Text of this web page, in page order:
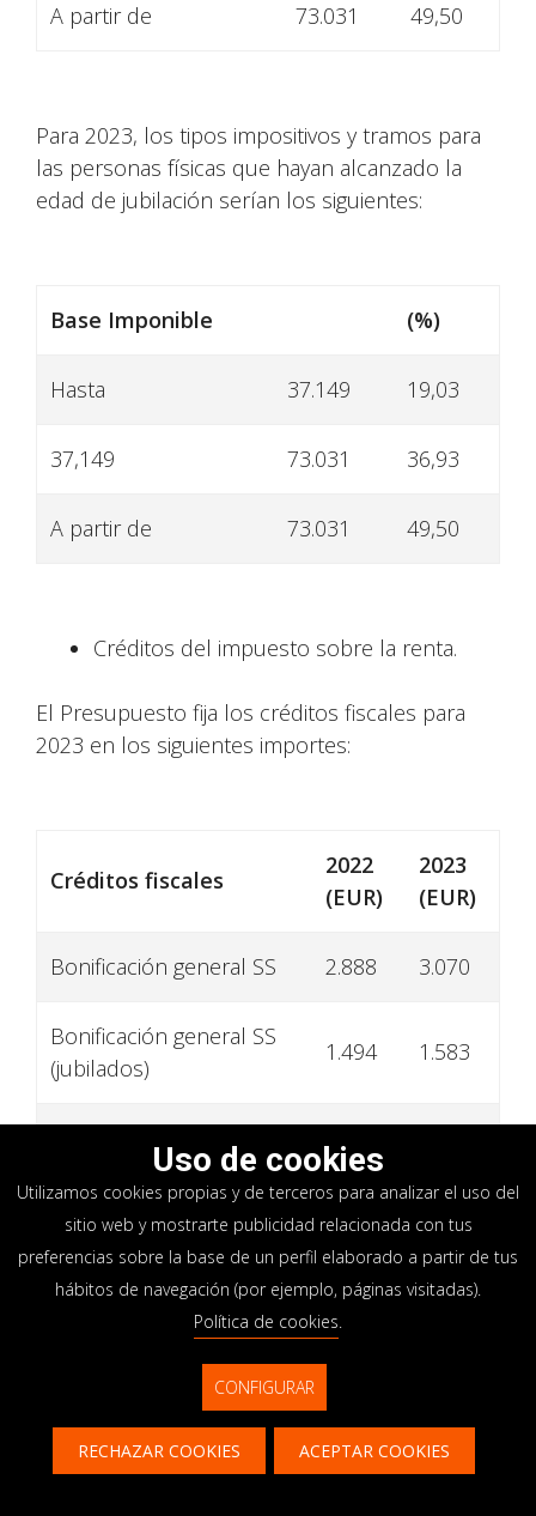
A partir de 73.031 49,50
Para 2023, los tipos impositivos y tramos para
las personas físicas que hayan alcanzado la
edad de jubilación serían los siguientes:
Base Imponible (%)
Hasta 37.149 19,03
37,149 73.031 36,93
A partir de 73.031 49,50
Créditos del impuesto sobre la renta.
El Presupuesto fija los créditos fiscales para
2023 en los siguientes importes:
Créditos fiscales
2022
(EUR)
2023
(EUR)
Bonificación general SS 2.888 3.070
Bonificación general SS
(jubilados)
1.494 1.583
Deducción por empleo
(jubilados)
2.204 t.b.d.
Deducción por
2.534
Deducción por vejez 1.726
Deducción para jóvenes
Uso de cookies
Utilizamos cookies propias y de terceros para analizar el uso del
sitio web y mostrarte publicidad relacionada con tus
preferencias sobre la base de un perfil elaborado a partir de tus
hábitos de navegación (por ejemplo, páginas visitadas).
Política de cookies.
CONFIGURAR
RECHAZAR COOKIES ACEPTAR COOKIES